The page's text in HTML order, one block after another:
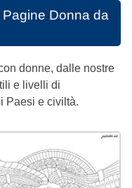
Pagine Donna da
donne, dalle nostre
e livelli di
Paesi e civiltà.